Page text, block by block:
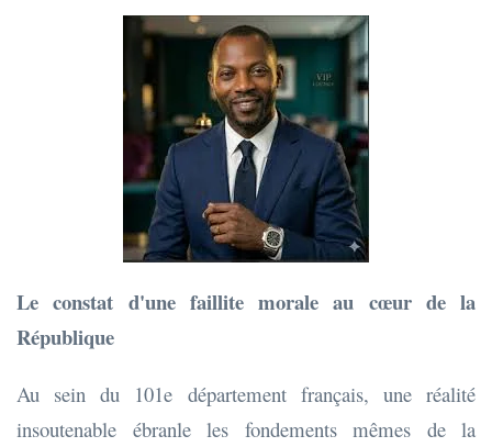
Le constat d'une faillite morale au cœur de la
République
Au sein du 101e département français, une réalité
insoutenable ébranle les fondements mêmes de la